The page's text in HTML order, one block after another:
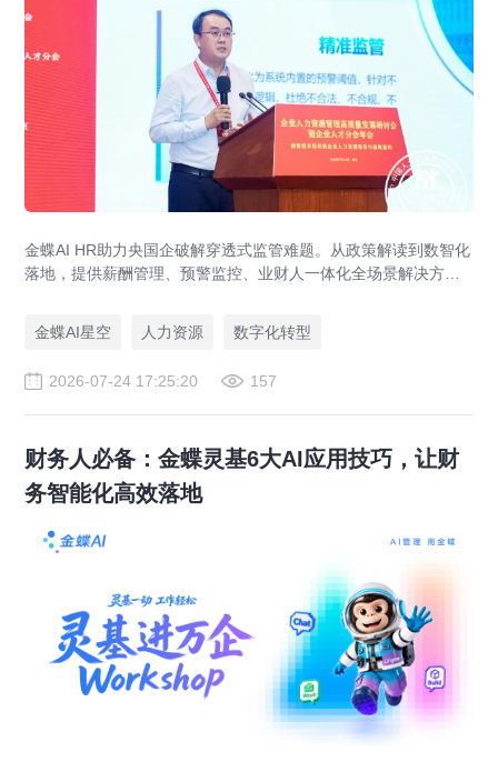
金蝶AI HR助力央国企破解穿透式监管难题。从政策解读到数智化
落地，提供薪酬管理、预警监控、业财人一体化全场景解决方
金蝶AI星空
人力资源 数字化转型
2026-07-24 17:25:20 157
财务人必备：金蝶灵基6大AI应用技巧，让财
务智能化高效落地